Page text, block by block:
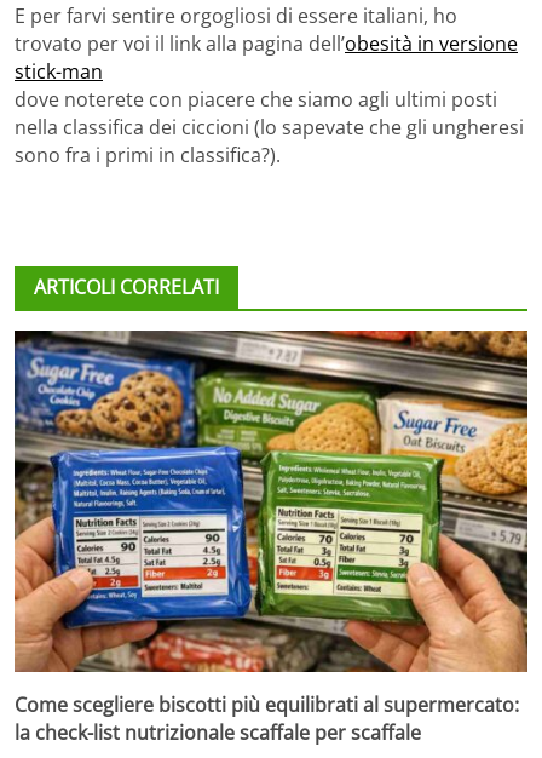
E per farvi sentire orgogliosi di essere italiani, ho
trovato per voi il link alla pagina dell’obesità in versione
stick-man
dove noterete con piacere che siamo agli ultimi posti
nella classifica dei ciccioni (lo sapevate che gli ungheresi
sono fra i primi in classifica?).
ARTICOLI CORRELATI
Come scegliere biscotti più equilibrati al supermercato:
la check-list nutrizionale scaffale per scaffale